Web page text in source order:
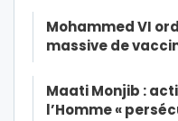
Mohammed VI
massive de
Maati Monjib :
l’Homme «